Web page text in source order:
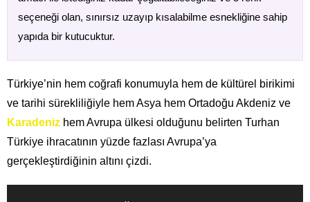
seçeneği olan, sınırsız uzayıp kısalabilme esnekliğine sahip
yapıda bir kutucuktur.
Türkiye’nin hem coğrafi konumuyla hem de kültürel birikimi
ve tarihi sürekliliğiyle hem Asya hem Ortadoğu Akdeniz ve
Karadeniz hem Avrupa ülkesi olduğunu belirten Turhan
Türkiye ihracatının yüzde fazlası Avrupa’ya
gerçekleştirdiğinin altını çizdi.